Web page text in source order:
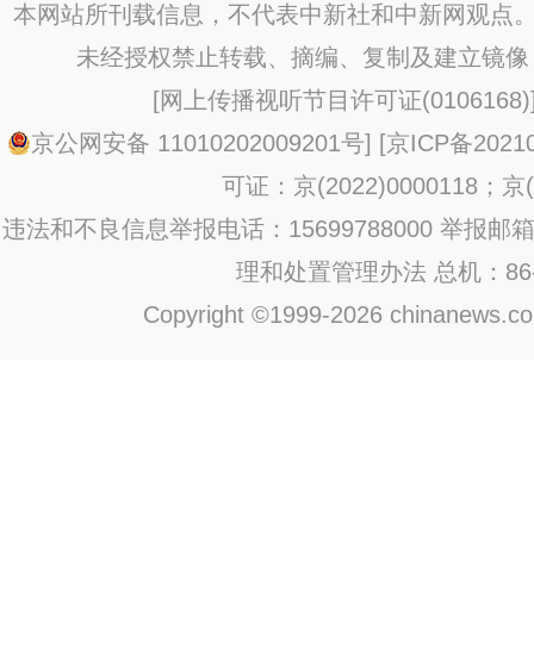
本网站所刊载信息，不代表中新社和中新网观点
未经授权禁止转载、摘编、复制及建立镜
[网上传播视听节目许可证(0106168)
京公网安备 11010202009201号] [京ICP备
可证：京(2022)0000118；京
违法和不良信息举报电话：15699788000 举报邮
理和处置管理办法 总机：
Copyright ©1999-2026